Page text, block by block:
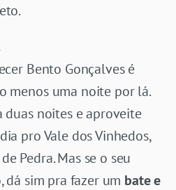
Bento Gonçalves é
menos uma noite por lá.
duas noites e aproveite
pro Vale dos Vinhedos,
Pedra. Mas se o seu
sim pra fazer um bate e